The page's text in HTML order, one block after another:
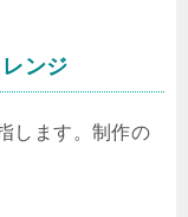
ンジ
します。制作の